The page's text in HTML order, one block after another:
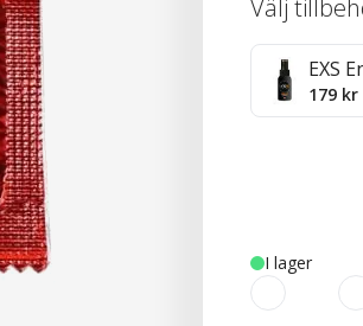
Välj
EXS
179 kr
I lager